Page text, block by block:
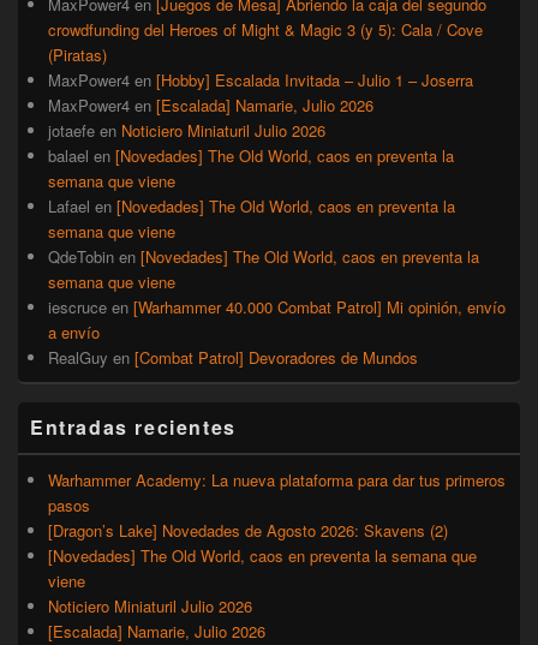
MaxPower4 en [Juegos de Mesa] Abriendo la caja del segundo
crowdfunding del Heroes of Might & Magic 3 (y 5): Cala / Cove
(Piratas)
MaxPower4 en [Hobby] Escalada Invitada – Julio 1 – Joserra
MaxPower4 en [Escalada] Namarie, Julio 2026
jotaefe en Noticiero Miniaturil Julio 2026
balael en [Novedades] The Old World, caos en preventa la
semana que viene
Lafael en [Novedades] The Old World, caos en preventa la
semana que viene
QdeTobin en [Novedades] The Old World, caos en preventa la
semana que viene
iescruce en [Warhammer 40.000 Combat Patrol] Mi opinión, envío
a envío
RealGuy en [Combat Patrol] Devoradores de Mundos
Entradas recientes
Warhammer Academy: La nueva plataforma para dar tus primeros
pasos
[Dragon’s Lake] Novedades de Agosto 2026: Skavens (2)
[Novedades] The Old World, caos en preventa la semana que
viene
Noticiero Miniaturil Julio 2026
[Escalada] Namarie, Julio 2026